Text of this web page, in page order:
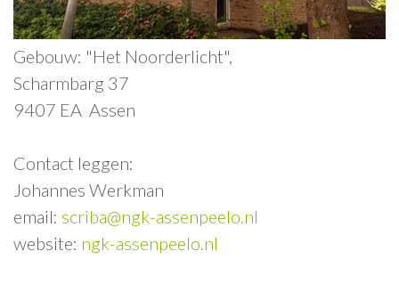
Gebouw: "Het Noorderlicht",
Scharmbarg 37
9407 EA Assen
Contact leggen:
Johannes Werkman
email: scriba@ngk-assenpeelo.nl
website: ngk-assenpeelo.nl